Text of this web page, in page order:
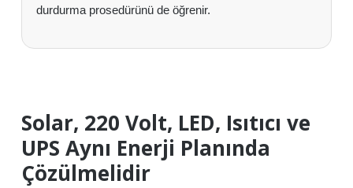
durdurma prosedürünü de öğrenir.
Solar, 220 Volt, LED, Isıtıcı ve
UPS Aynı Enerji Planında
Çözülmelidir